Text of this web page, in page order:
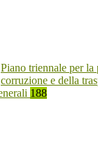
Piano triennale per la
corruzione e della
188